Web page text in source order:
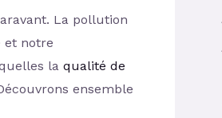
La pollution
et notre
la qualité de
ensemble